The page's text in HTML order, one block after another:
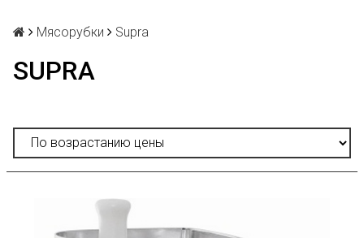
Мясорубки Supra
SUPRA